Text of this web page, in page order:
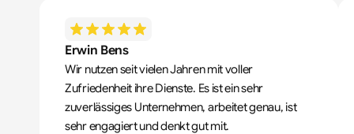
Erwin Bens
Wir nutzen seit vielen Jahren mit voller
Zufriedenheit ihre Dienste. Es ist ein sehr
zuverlässiges Unternehmen, arbeitet genau, ist
sehr engagiert und denkt gut mit.